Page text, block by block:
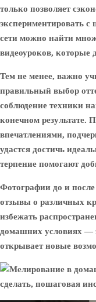
только позволяет
экспериментировать с
сети можно найти
видеоуроков, которые
Тем не менее, важно
правильный выбор
соблюдение техники
конечном результате.
впечатлениями,
удастся достичь
терпение помогают
Фотографии до и
отзывы о различных
избежать
домашних условиях —
открывает новые